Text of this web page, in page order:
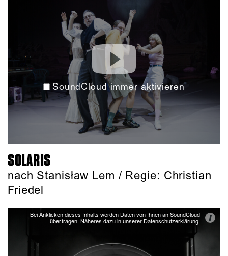
SoundCloud immer aktivieren
SOLARIS
nach Stanisław Lem / Regie: Christian
Friedel
Bei Anklicken dieses Inhalts werden Daten von Ihnen an SoundCloud
übertragen. Näheres dazu in unserer Datenschutzerklärung. i